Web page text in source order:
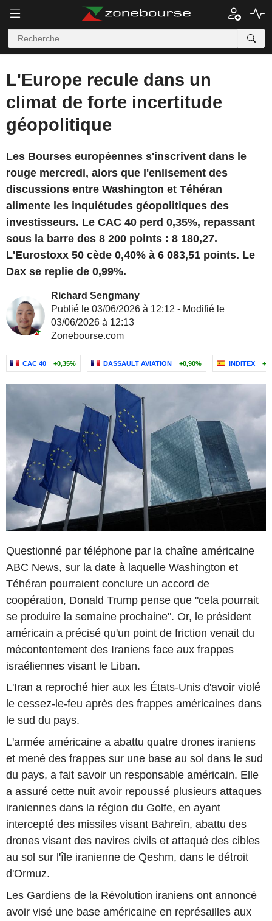
L'Europe recule dans un
climat de forte incertitude
géopolitique
Les Bourses européennes s'inscrivent dans le
rouge mercredi, alors que l'enlisement des
discussions entre Washington et Téhéran
alimente les inquiétudes géopolitiques des
investisseurs. Le CAC 40 perd 0,35%, repassant
sous la barre des 8 200 points : 8 180,27.
L'Eurostoxx 50 cède 0,40% à 6 083,51 points. Le
Dax se replie de 0,99%.
Richard Sengmany
Publié le 03/06/2026 à 12:12 - Modifié le
03/06/2026 à 12:13
Zonebourse.com
CAC 40 +0,35% DASSAULT AVIATION +0,90% INDITEX
Questionné par téléphone par la chaîne américaine
ABC News, sur la date à laquelle Washington et
Téhéran pourraient conclure un accord de
coopération, Donald Trump pense que "cela pourrait
se produire la semaine prochaine". Or, le président
américain a précisé qu'un point de friction venait du
mécontentement des Iraniens face aux frappes
israéliennes visant le Liban.
L'Iran a reproché hier aux les États-Unis d'avoir violé
le cessez-le-feu après des frappes américaines dans
le sud du pays.
L'armée américaine a abattu quatre drones iraniens
et mené des frappes sur une base au sol dans le sud
du pays, a fait savoir un responsable américain. Elle
a assuré cette nuit avoir repoussé plusieurs attaques
iraniennes dans la région du Golfe, en ayant
intercepté des missiles visant Bahreïn, abattu des
drones visant des navires civils et attaqué des cibles
au sol sur l'île iranienne de Qeshm, dans le détroit
d'Ormuz.
Les Gardiens de la Révolution iraniens ont annoncé
avoir visé une base américaine en représailles aux